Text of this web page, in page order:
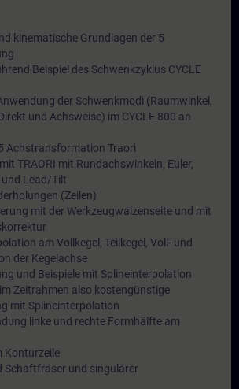
kinematische Grundlagen der 5
Beispiel des Schwenkzyklus CYCLE
der Schwenkmodi (Raumwinkel,
und Achsweise) im CYCLE 800 an
Achstransformation Traori
TRAORI mit Rundachswinkeln, Euler,
Lead/Tilt
(Zeilen)
mit der Werkzeugwalzenseite und mit
am Vollkegel, Teilkegel, Voll- und
der Kegelachse
und Beispiele mit Splineinterpolation
Zeitrahmen also kostengünstige
mit Splineinterpolation
linke und rechte Formhälfte am
Konturzeile
Schaftfräser und singulärer